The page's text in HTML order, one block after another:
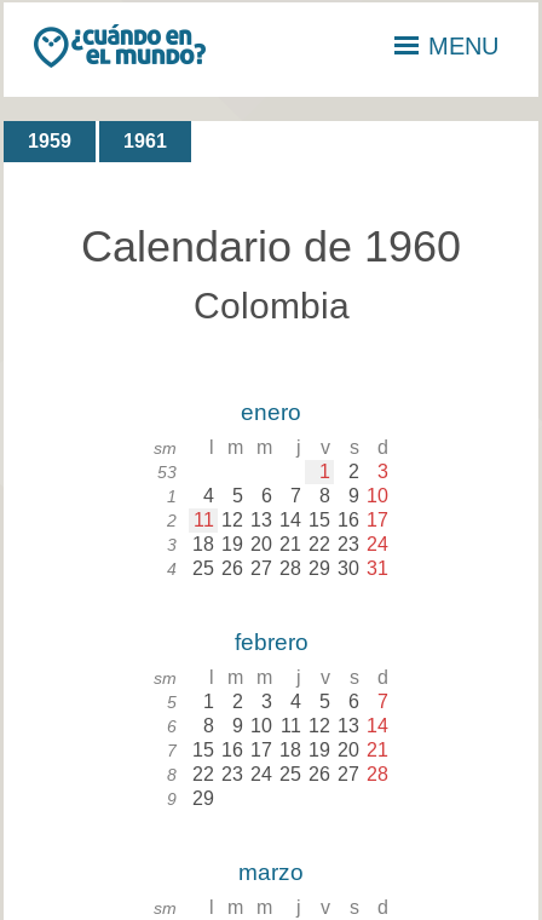
MENU
1959 1961
Calendario de 1960
Colombia
enero
sm m m j v s d
53 1 2 3
1 4 5 6 7 8 9 10
2 11 12 13 14 15 16 17
3 18 19 20 21 22 23 24
4 25 26 27 28 29 30 31
febrero
sm m m j v s d
5 1 2 3 4 5 6 7
6 8 9 10 11 12 13 14
7 15 16 17 18 19 20 21
8 22 23 24 25 26 27 28
9 29
marzo
sm m m j v s d